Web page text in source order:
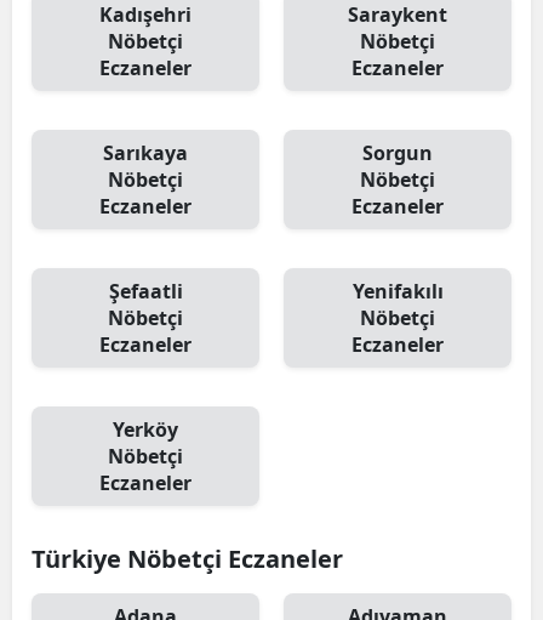
Kadışehri
Nöbetçi
Eczaneler
Saraykent
Nöbetçi
Eczaneler
Sarıkaya
Nöbetçi
Eczaneler
Sorgun
Nöbetçi
Eczaneler
Şefaatli
Nöbetçi
Eczaneler
Yenifakılı
Nöbetçi
Eczaneler
Yerköy
Nöbetçi
Eczaneler
Türkiye Nöbetçi Eczaneler